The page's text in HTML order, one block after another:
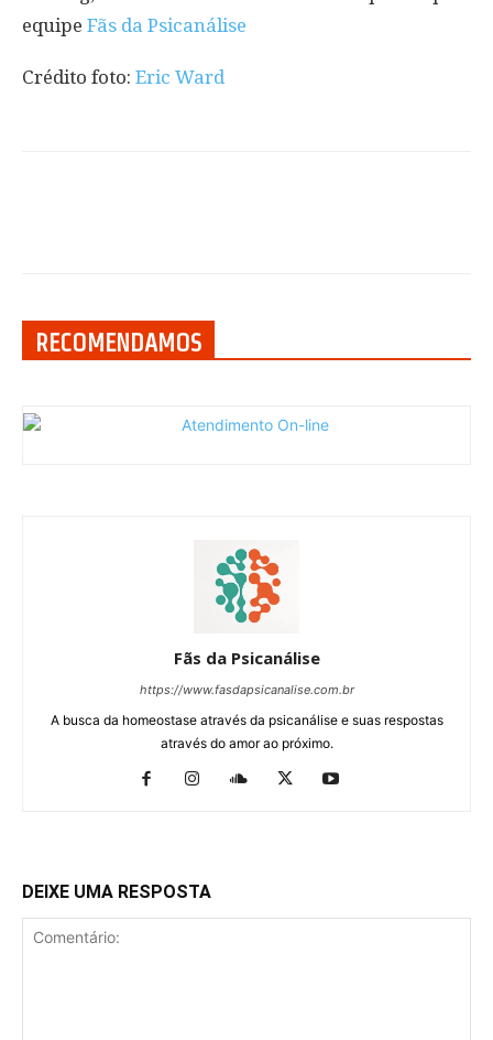
equipe Fãs da Psicanálise
Crédito foto: Eric Ward
RECOMENDAMOS
Fãs da Psicanálise
https://www.fasdapsicanalise.com.br
A busca da homeostase através da psicanálise e suas respostas
através do amor ao próximo.
DEIXE UMA RESPOSTA